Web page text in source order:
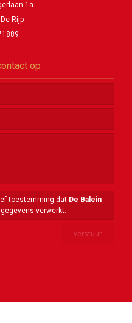
1a
Rijp
op
toestemming dat De Balein
verwerkt.